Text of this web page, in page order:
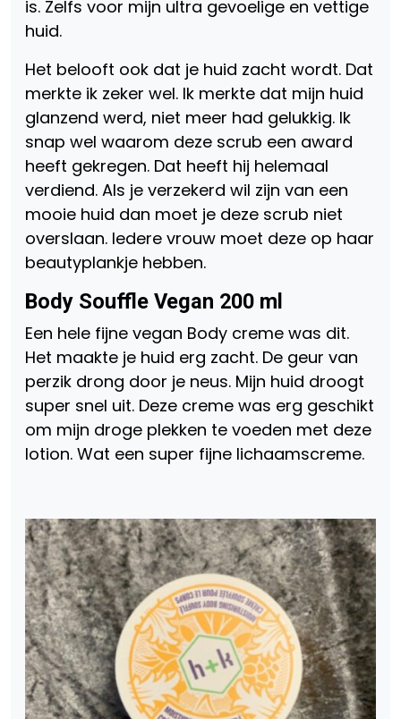
is. Zelfs voor mijn ultra gevoelige en vettige
huid.
Het belooft ook dat je huid zacht wordt. Dat
merkte ik zeker wel. Ik merkte dat mijn huid
glanzend werd, niet meer had gelukkig. Ik
snap wel waarom deze scrub een award
heeft gekregen. Dat heeft hij helemaal
verdiend. Als je verzekerd wil zijn van een
mooie huid dan moet je deze scrub niet
overslaan. Iedere vrouw moet deze op haar
beautyplankje hebben.
Body Souffle Vegan 200 ml
Een hele fijne vegan Body creme was dit.
Het maakte je huid erg zacht. De geur van
perzik drong door je neus. Mijn huid droogt
super snel uit. Deze creme was erg geschikt
om mijn droge plekken te voeden met deze
lotion. Wat een super fijne lichaamscreme.